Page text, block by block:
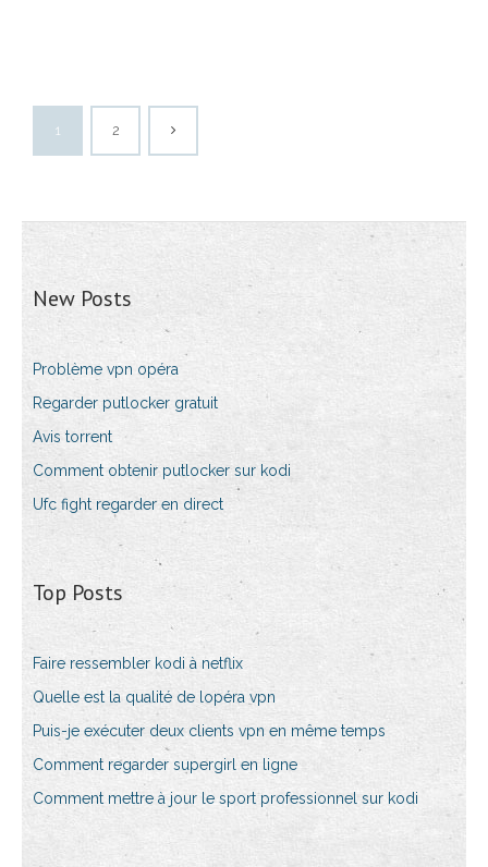
1 2
New Posts
Problème vpn opéra
Regarder putlocker gratuit
Avis torrent
Comment obtenir putlocker sur kodi
Ufc fight regarder en direct
Top Posts
Faire ressembler kodi à netflix
Quelle est la qualité de lopéra vpn
Puis-je exécuter deux clients vpn en même temps
Comment regarder supergirl en ligne
Comment mettre à jour le sport professionnel sur kodi